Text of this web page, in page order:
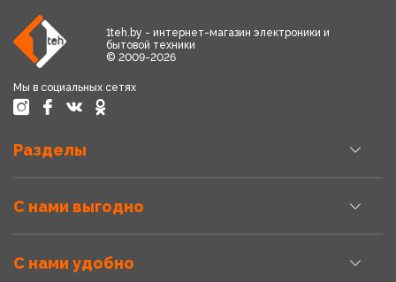
1teh.by - интернет-магазин электроники и
бытовой техники
© 2009-2026
Мы в социальных сетях
Разделы
С нами выгодно
С нами удобно